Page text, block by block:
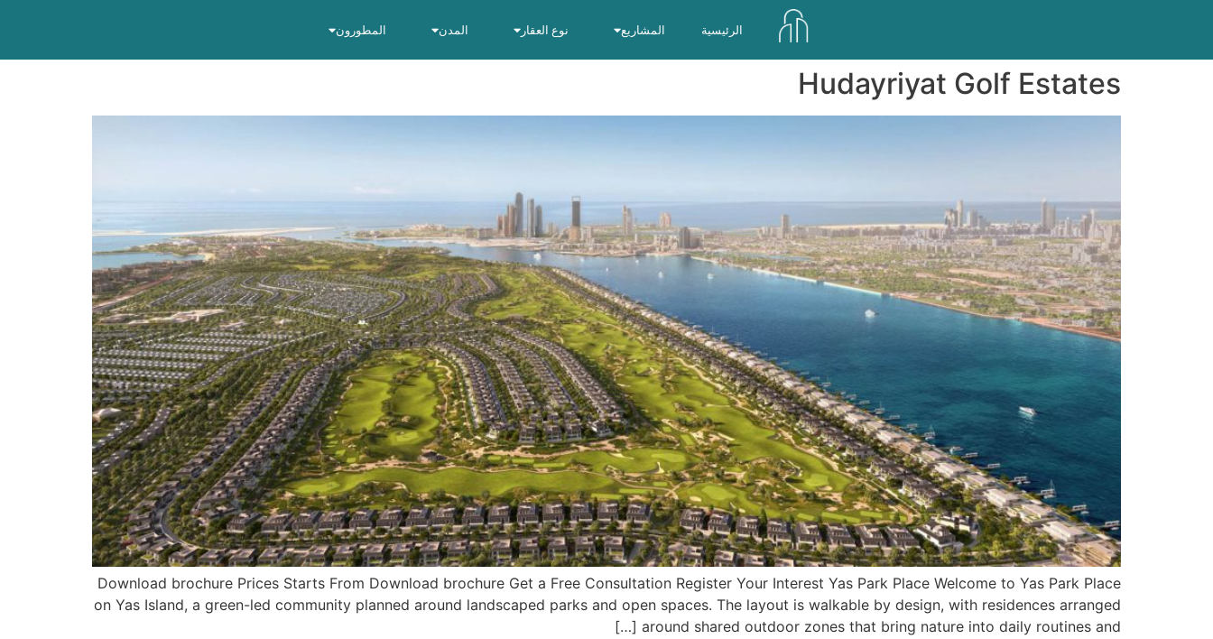
الرئيسية المشاريع نوع العقار المدن المطورون
Hudayriyat Golf Estates
Download brochure Prices Starts From Download brochure Get a Free Consultation Register Your Interest Yas Park Place Welcome to Yas Park Place
on Yas Island, a green-led community planned around landscaped parks and open spaces. The layout is walkable by design, with residences arranged
around shared outdoor zones that bring nature into daily routines and […]